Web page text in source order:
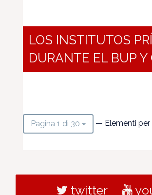
LOS INSTITUTOS
DURANTE EL BUP
Pagina 1 di 30 — Elementi per
twitter